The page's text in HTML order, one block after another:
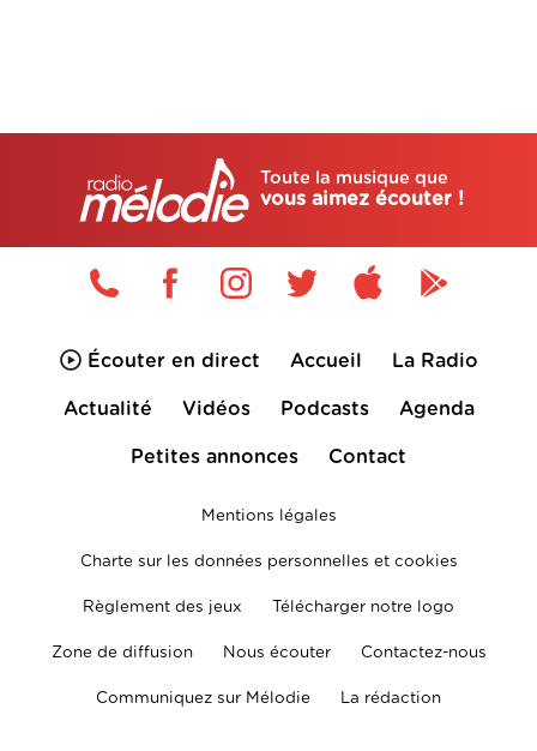
Toute la musique que
vous aimez écouter !
Écouter en direct Accueil La Radio
Actualité Vidéos Podcasts Agenda
Petites annonces Contact
Mentions légales
Charte sur les données personnelles et cookies
Règlement des jeux Télécharger notre logo
Zone de diffusion Nous écouter Contactez-nous
Communiquez sur Mélodie La rédaction